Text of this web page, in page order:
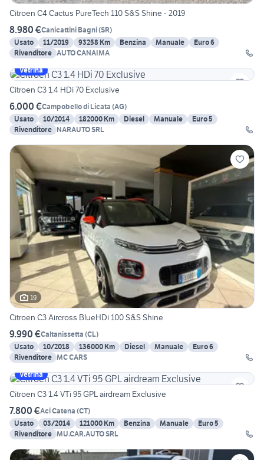
Citroen C4 Cactus PureTech 110 S&S Shine - 2019
8.980 €Canicattini Bagni(SR)
Usato
11/2019 93258 Km Benzina Manuale
Euro 6
Rivenditore AUTO CANAIMA
Vetrina
Citroen C3 1.4 HDi 70 Exclusive
6.000 €Campobello di Licata (AG)
Usato
10/2014 182000 Km Diesel Manuale
Euro 5
Rivenditore NARAUTO SRL
19
Citroen C3 Aircross BlueHDi 100 S&S Shine
9.990 €Caltanissetta (CL)
Usato
10/2018 136000 Km Diesel Manuale
Euro 6
Rivenditore MC CARS
Vetrina
Citroen C3 1.4 VTi 95 GPL airdream Exclusive
7.800 €Aci Catena (CT)
Usato
03/2014 121000 Km Benzina Manuale
Euro 5
Rivenditore MU.CAR.AUTO SRL